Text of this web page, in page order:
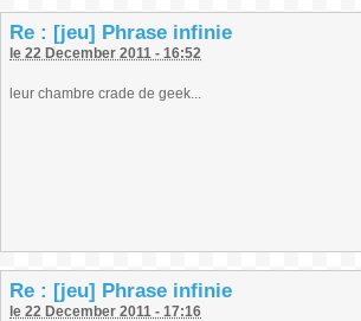
Re : [jeu] Phrase infinie
le 22 December 2011 - 16:52
leur chambre crade de geek...
Re : [jeu] Phrase infinie
le 22 December 2011 - 17:16